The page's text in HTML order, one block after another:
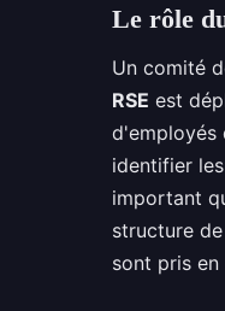
Le rôle
Un comité
RSE est
d'employés
identifier
important
structure
sont pris